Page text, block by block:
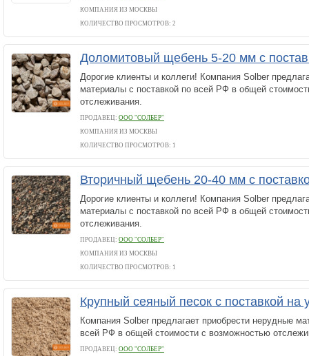
КОМПАНИЯ ИЗ МОСКВЫ
КОЛИЧЕСТВО ПРОСМОТРОВ: 2
Доломитовый щебень 5-20 мм с
Дорогие клиенты и коллеги! Компания Solber
материалы с поставкой по всей РФ в общей
отслеживания.
ПРОДАВЕЦ: ООО "СОЛБЕР"
КОМПАНИЯ ИЗ МОСКВЫ
КОЛИЧЕСТВО ПРОСМОТРОВ: 1
Вторичный щебень 20-40 мм с
Дорогие клиенты и коллеги! Компания Solber
материалы с поставкой по всей РФ в общей
отслеживания.
ПРОДАВЕЦ: ООО "СОЛБЕР"
КОМПАНИЯ ИЗ МОСКВЫ
КОЛИЧЕСТВО ПРОСМОТРОВ: 1
Крупный сеяный песок с поставкой на
Компания Solber предлагает приобрести нерудные
всей РФ в общей стоимости с возможностью
ПРОДАВЕЦ: ООО "СОЛБЕР"